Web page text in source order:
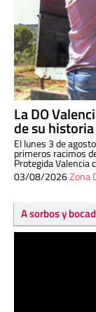
La DO
de su historia
El lunes 3 de
primeros racimos
Protegida Valencia
03/08/2026Zona
A sorbos y